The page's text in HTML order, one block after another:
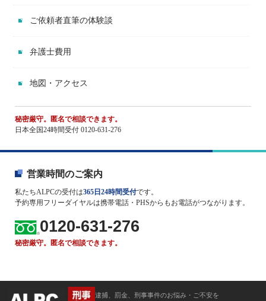
ご依頼者直筆の体験談
弁護士費用
地図・アクセス
秘密厳守。匿名で相談できます。
日本全国24時間受付 0120-631-276
営業時間のご案内
私たちALPCの受付は365日24時間受付です。
予約専用フリーダイヤルは携帯電話・PHSからもお電話がつながります。
0120-631-276
秘密厳守。匿名で相談できます。
逮捕、罰金、刑事事件のお悩み・ご不安を